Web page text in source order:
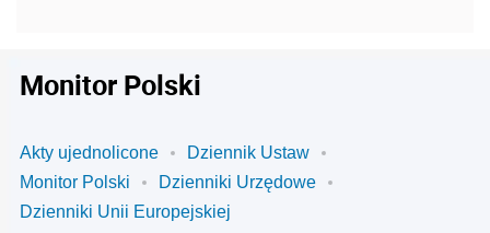
Monitor Polski
Akty ujednolicone
Dziennik Ustaw
Monitor Polski
Dzienniki Urzędowe
Dzienniki Unii Europejskiej